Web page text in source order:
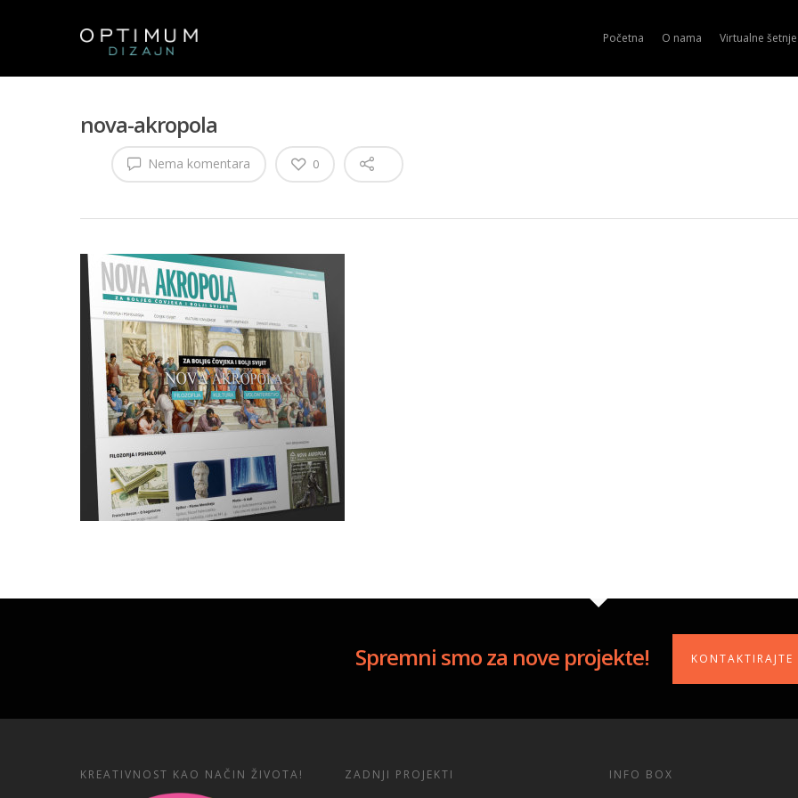
Početna O nama Virtualne šetnje
nova-akropola
Nema komentara 0
Spremni smo za nove projekte! KONTAKTIRAJTE
KREATIVNOST KAO NAČIN ŽIVOTA! ZADNJI PROJEKTI INFO BOX